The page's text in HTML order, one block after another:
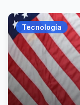
Tecnología